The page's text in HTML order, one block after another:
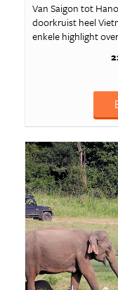
Van Saigon tot
doorkruist heel
enkele highlight